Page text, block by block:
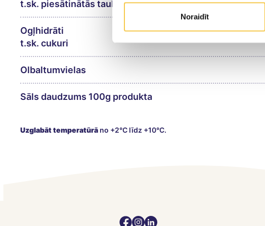
Noraidīt
t.sk. piesātinātās taukskābes
Ogļhidrāti
t.sk. cukuri
Olbaltumvielas
Sāls daudzums 100g produkta
Uzglabāt temperatūrā no +2°C līdz +10°C.